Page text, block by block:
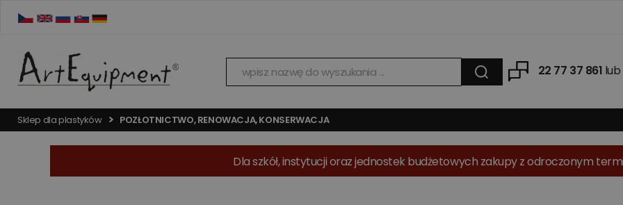
22 77 37 861 lub
Sklep dla plastyków POZŁOTNICTWO, RENOWACJA, KONSERWACJA
Dla szkół, instytucji oraz jednostek budżetowych zakupy z odroczonym